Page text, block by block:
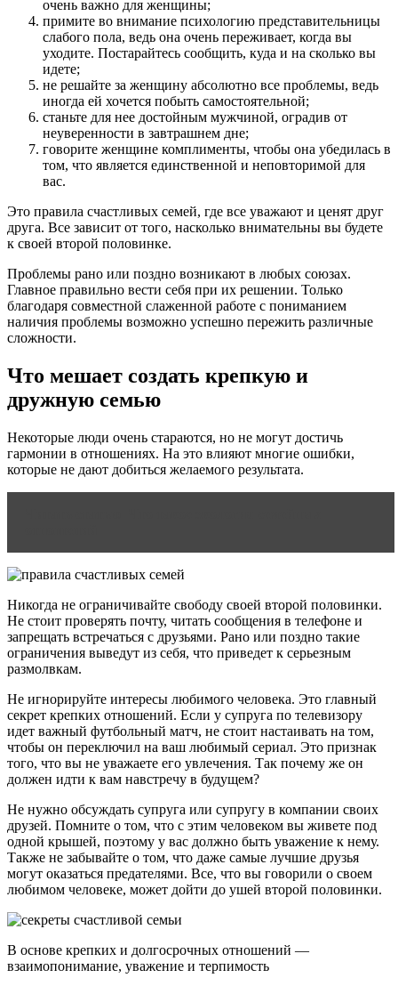
очень важно для женщины;
примите во внимание психологию представительницы
слабого пола, ведь она очень переживает, когда вы
уходите. Постарайтесь сообщить, куда и на сколько вы
идете;
не решайте за женщину абсолютно все проблемы, ведь
иногда ей хочется побыть самостоятельной;
станьте для нее достойным мужчиной, оградив от
неуверенности в завтрашнем дне;
говорите женщине комплименты, чтобы она убедилась в
том, что является единственной и неповторимой для
вас.
Это правила счастливых семей, где все уважают и ценят друг
друга. Все зависит от того, насколько внимательны вы будете
к своей второй половинке.
Проблемы рано или поздно возникают в любых союзах.
Главное правильно вести себя при их решении. Только
благодаря совместной слаженной работе с пониманием
наличия проблемы возможно успешно пережить различные
сложности.
Что мешает создать крепкую и
дружную семью
Некоторые люди очень стараются, но не могут достичь
гармонии в отношениях. На это влияют многие ошибки,
которые не дают добиться желаемого результата.
Никогда не ограничивайте свободу своей второй половинки.
Не стоит проверять почту, читать сообщения в телефоне и
запрещать встречаться с друзьями. Рано или поздно такие
ограничения выведут из себя, что приведет к серьезным
размолвкам.
Не игнорируйте интересы любимого человека. Это главный
секрет крепких отношений. Если у супруга по телевизору
идет важный футбольный матч, не стоит настаивать на том,
чтобы он переключил на ваш любимый сериал. Это признак
того, что вы не уважаете его увлечения. Так почему же он
должен идти к вам навстречу в будущем?
Не нужно обсуждать супруга или супругу в компании своих
друзей. Помните о том, что с этим человеком вы живете под
одной крышей, поэтому у вас должно быть уважение к нему.
Также не забывайте о том, что даже самые лучшие друзья
могут оказаться предателями. Все, что вы говорили о своем
любимом человеке, может дойти до ушей второй половинки.
В основе крепких и долгосрочных отношений —
взаимопонимание, уважение и терпимость